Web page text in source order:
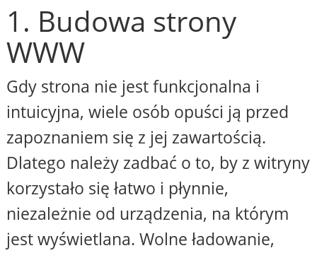
1. Budowa strony
WWW
Gdy strona nie jest funkcjonalna i
intuicyjna, wiele osób opuści ją przed
zapoznaniem się z jej zawartością.
Dlatego należy zadbać o to, by z witryny
korzystało się łatwo i płynnie,
niezależnie od urządzenia, na którym
jest wyświetlana. Wolne ładowanie,